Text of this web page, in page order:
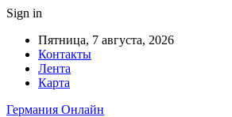
Sign in
Пятница, 7 августа, 2026
Контакты
Лента
Карта
Германия Онлайн